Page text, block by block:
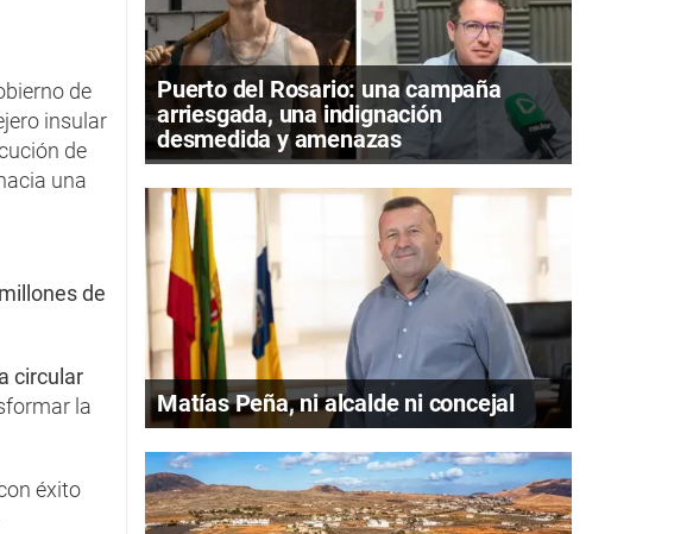
de
insular
de
una
de
circular
la
éxito
Puerto del Rosario: una campaña
arriesgada, una indignación
desmedida y amenazas
Matías Peña, ni alcalde ni concejal